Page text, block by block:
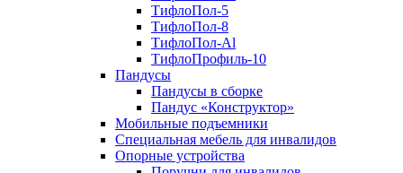
ТифлоПол-5
ТифлоПол-8
ТифлоПол-Al
ТифлоПрофиль-10
Пандусы
Пандусы в сборке
Пандус «Конструктор»
Мобильные подъемники
Специальная мебель для инвалидов
Опорные устройства